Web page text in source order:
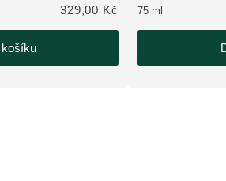
329,00 Kč
košíku
75 ml